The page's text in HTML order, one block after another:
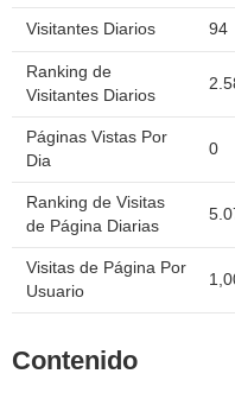
Visitantes Diarios 94
Ranking de
Visitantes Diarios
Páginas Vistas Por
Dia
0
Ranking de Visitas
de Página Diarias
Visitas de Página Por
Usuario
Contenido